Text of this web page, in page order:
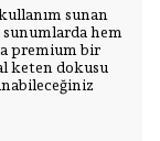
sunan
sunumlarda hem
premium bir
keten dokusu